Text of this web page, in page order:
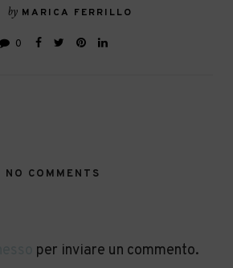
by MARICA FERRILLO
0
NO COMMENTS
per inviare un commento.